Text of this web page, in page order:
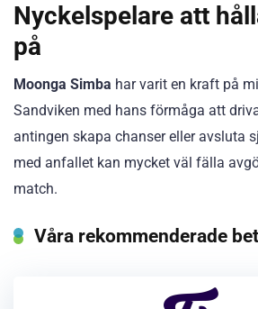
Nyckelspelare att
på
Moonga Simba har varit en kraft på
Sandviken med hans förmåga att
antingen skapa chanser eller avsluta
med anfallet kan mycket väl fälla
match.
Våra rekommenderade